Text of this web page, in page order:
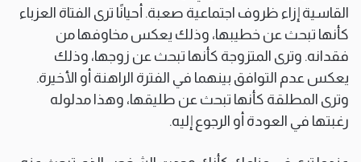
القاسية إزاء ظروف اجتماعية صعبة. أحيانًا ترى الفتاة العزباء
كأنها تبحث عن خطيبها، وذلك يعكس مخاوفها من
فقدانه. وترى المتزوجة كأنها تبحث عن زوجها، وذلك
يعكس عدم التوافق بينهما في الفترة الراهنة أو الأخيرة.
وترى المطلقة كأنها تبحث عن طليقها، وهذا مدلوله
رغبتها في العودة أو الرجوع إليه.